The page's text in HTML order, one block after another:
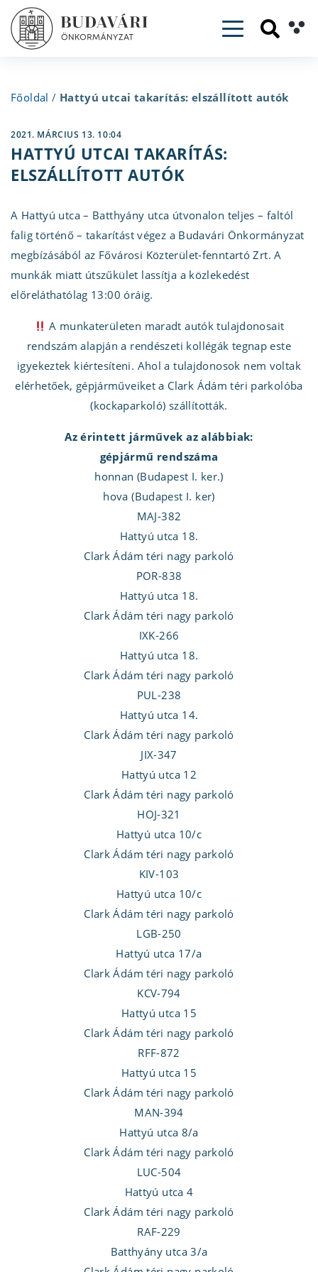
Toggle
Főoldal / Hattyú utcai takarítás: elszállított autók
2021. MÁRCIUS 13. 10:04
HATTYÚ UTCAI TAKARÍTÁS:
ELSZÁLLÍTOTT AUTÓK
A Hattyú utca – Batthyány utca útvonalon teljes – faltól
falig történő – takarítást végez a Budavári Önkormányzat
megbízásából az Fővárosi Közterület-fenntartó Zrt. A
munkák miatt útszűkület lassítja a közlekedést
előreláthatólag 13:00 óráig.
A munkaterületen maradt autók tulajdonosait
rendszám alapján a rendészeti kollégák tegnap este
igyekeztek kiértesíteni. Ahol a tulajdonosok nem voltak
elérhetőek, gépjárműveiket a Clark Ádám téri parkolóba
(kockaparkoló) szállították.
Az érintett járművek az alábbiak:
gépjármű rendszáma
honnan (Budapest I. ker.)
hova (Budapest I. ker)
MAJ-382
Hattyú utca 18.
Clark Ádám téri nagy parkoló
POR-838
Hattyú utca 18.
Clark Ádám téri nagy parkoló
IXK-266
Hattyú utca 18.
Clark Ádám téri nagy parkoló
PUL-238
Hattyú utca 14.
Clark Ádám téri nagy parkoló
JIX-347
Hattyú utca 12
Clark Ádám téri nagy parkoló
HOJ-321
Hattyú utca 10/c
Clark Ádám téri nagy parkoló
KIV-103
Hattyú utca 10/c
Clark Ádám téri nagy parkoló
LGB-250
Hattyú utca 17/a
Clark Ádám téri nagy parkoló
KCV-794
Hattyú utca 15
Clark Ádám téri nagy parkoló
RFF-872
Hattyú utca 15
Clark Ádám téri nagy parkoló
MAN-394
Hattyú utca 8/a
Clark Ádám téri nagy parkoló
LUC-504
Hattyú utca 4
Clark Ádám téri nagy parkoló
RAF-229
Batthyány utca 3/a